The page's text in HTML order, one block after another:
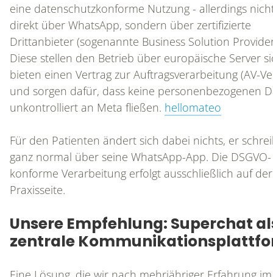
eine datenschutzkonforme Nutzung - allerdings
direkt über WhatsApp, sondern über zertifizierte
Drittanbieter (sogenannte Business Solution
Diese stellen den Betrieb über europäische Server
bieten einen Vertrag zur Auftragsverarbeitung (AV-
und sorgen dafür, dass keine personenbezogenen
unkontrolliert an Meta fließen. hellomateo
Für den Patienten ändert sich dabei nichts, er
ganz normal über seine WhatsApp-App. Die DSGVO-
konforme Verarbeitung erfolgt ausschließlich auf der
Praxisseite.
Unsere Empfehlung: Superchat
zentrale